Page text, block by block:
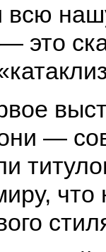
всю
это
—
что